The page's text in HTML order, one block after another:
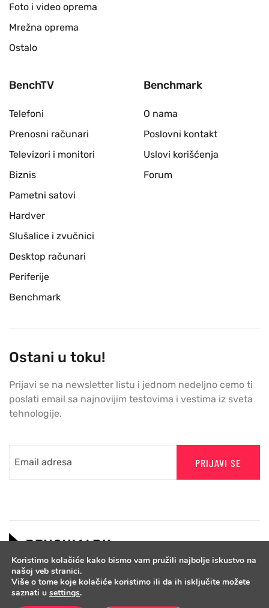
Foto i video oprema
Mrežna oprema
Ostalo
BenchTV
Telefoni
Prenosni računari
Televizori i monitori
Biznis
Pametni satovi
Hardver
Slušalice i zvučnici
Desktop računari
Periferije
Benchmark
Benchmark
O nama
Poslovni kontakt
Uslovi korišćenja
Forum
Ostani u toku!
Prijavi se na newsletter listu i jednom nedeljno cemo ti
poslati email sa najnovijim testovima i vestima iz sveta
tehnologije.
PRIJAVI SE
Koristimo kolačiće kako bismo vam pružili najbolje iskustvo na
našoj veb stranici.
Više o tome koje kolačiće koristimo ili da ih isključite možete
saznati u settings.